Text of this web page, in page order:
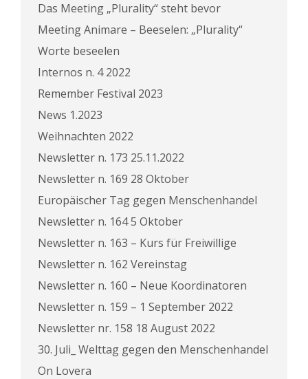
Das Meeting „Plurality“ steht bevor
Meeting Animare – Beeselen: „Plurality“
Worte beseelen
Internos n. 4 2022
Remember Festival 2023
News 1.2023
Weihnachten 2022
Newsletter n. 173 25.11.2022
Newsletter n. 169 28 Oktober
Europäischer Tag gegen Menschenhandel
Newsletter n. 164 5 Oktober
Newsletter n. 163 – Kurs für Freiwillige
Newsletter n. 162 Vereinstag
Newsletter n. 160 – Neue Koordinatoren
Newsletter n. 159 – 1 September 2022
Newsletter nr. 158 18 August 2022
30. Juli_ Welttag gegen den Menschenhandel
On Lovera